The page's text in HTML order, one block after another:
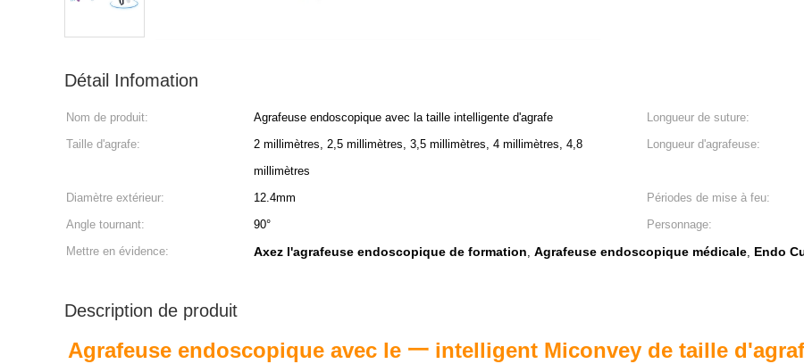
Détail Infomation
Nom de produit: Agrafeuse endoscopique avec la taille intelligente d'agrafe Longueur de suture:
Taille d'agrafe:
2 millimètres, 2,5 millimètres, 3,5 millimètres, 4 millimètres, 4,8
millimètres
Longueur d'agrafeuse:
Diamètre extérieur: 12.4mm Périodes de mise à feu:
Angle tournant:
90° Personnage:
Mettre en évidence:
Axez l'agrafeuse endoscopique de formation, Agrafeuse endoscopique médicale, Endo
Description de produit
Agrafeuse endoscopique avec le 一 intelligent Miconvey de taille